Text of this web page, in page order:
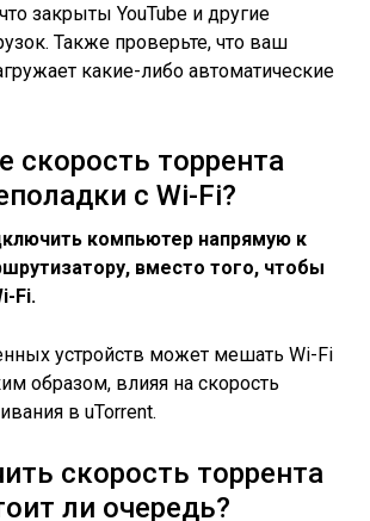
закрыты YouTube и другие
Также проверьте, что ваш
какие-либо автоматические
скорость торрента
с Wi-Fi?
компьютер напрямую к
вместо того, чтобы
Fi.
устройств может мешать Wi-Fi
образом, влияя на скорость
в uTorrent.
скорость торрента
ли очередь?